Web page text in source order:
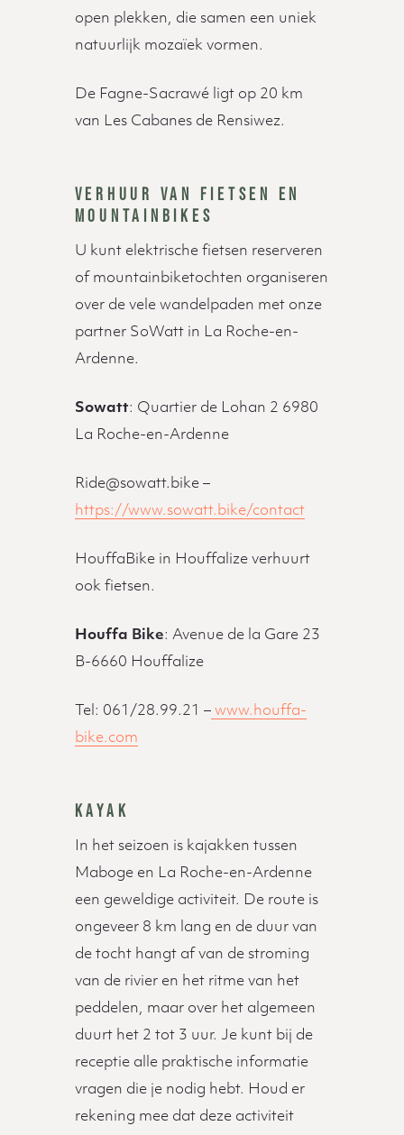
open plekken, die samen een uniek
natuurlijk mozaïek vormen.
De Fagne-Sacrawé ligt op 20 km
van Les Cabanes de Rensiwez.
VERHUUR VAN FIETSEN EN
MOUNTAINBIKES
U kunt elektrische fietsen reserveren
of mountainbiketochten organiseren
over de vele wandelpaden met onze
partner SoWatt in La Roche-en-
Ardenne.
Sowatt: Quartier de Lohan 2 6980
La Roche-en-Ardenne
Ride@sowatt.bike –
https://www.sowatt.bike/contact
HouffaBike in Houffalize verhuurt
ook fietsen.
Houffa Bike: Avenue de la Gare 23
B-6660 Houffalize
Tel: 061/28.99.21 –www.houffa-
bike.com
KAYAK
In het seizoen is kajakken tussen
Maboge en La Roche-en-Ardenne
een geweldige activiteit. De route is
ongeveer 8 km lang en de duur van
de tocht hangt af van de stroming
van de rivier en het ritme van het
peddelen, maar over het algemeen
duurt het 2 tot 3 uur. Je kunt bij de
receptie alle praktische informatie
vragen die je nodig hebt. Houd er
rekening mee dat deze activiteit